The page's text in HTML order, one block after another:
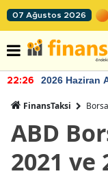
07 Ağustos 2026
22:26 2026 Haziran
FinansTaksi
ABD
2021 ve